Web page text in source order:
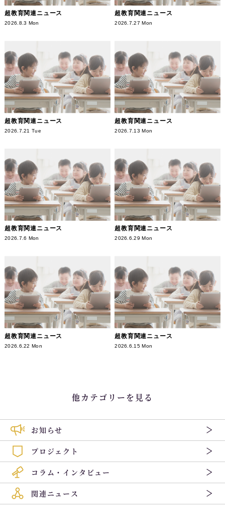
超教育関連ニュース
2026.8.3 Mon
超教育関連ニュース
2026.7.27 Mon
超教育関連ニュース
2026.7.21 Tue
超教育関連ニュース
2026.7.13 Mon
超教育関連ニュース
2026.7.6 Mon
超教育関連ニュース
2026.6.29 Mon
超教育関連ニュース
2026.6.22 Mon
超教育関連ニュース
2026.6.15 Mon
他カテゴリーを見る
お知らせ
プロジェクト
コラム・インタビュー
関連ニュース